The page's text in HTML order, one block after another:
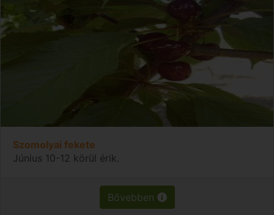
Szomolyai fekete
Június 10-12 körül érik.
Bővebben